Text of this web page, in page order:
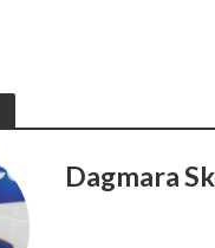
Dagmara